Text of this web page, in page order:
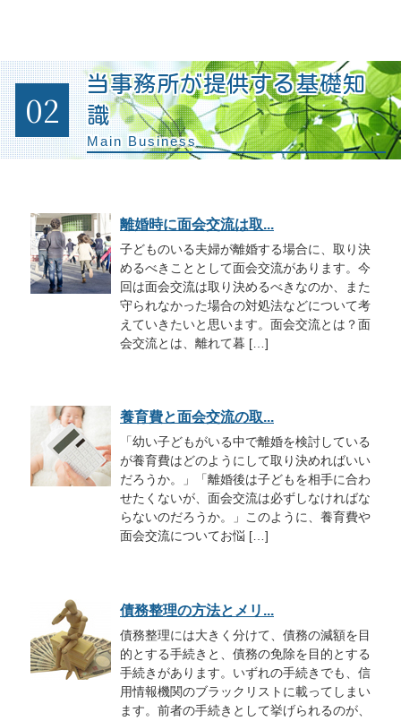
02
当事務所が提供する基礎知
識
Main Business
離婚時に面会交流は取...
子どものいる夫婦が離婚する場合に、取り決
めるべきこととして面会交流があります。今
回は面会交流は取り決めるべきなのか、また
守られなかった場合の対処法などについて考
えていきたいと思います。面会交流とは？面
会交流とは、離れて暮 […]
養育費と面会交流の取...
「幼い子どもがいる中で離婚を検討している
が養育費はどのようにして取り決めればいい
だろうか。」「離婚後は子どもを相手に合わ
せたくないが、面会交流は必ずしなければな
らないのだろうか。」このように、養育費や
面会交流についてお悩 […]
債務整理の方法とメリ...
債務整理には大きく分けて、債務の減額を目
的とする手続きと、債務の免除を目的とする
手続きがあります。いずれの手続きでも、信
用情報機関のブラックリストに載ってしまい
ます。前者の手続きとして挙げられるのが、